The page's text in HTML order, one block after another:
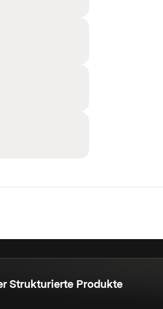
Strukturierte Produkte